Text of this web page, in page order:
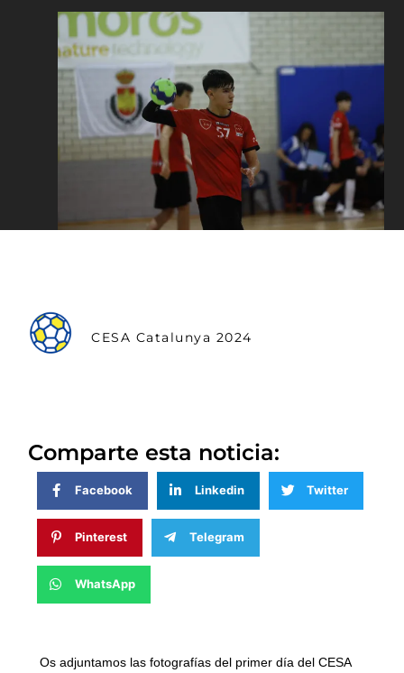
CESA Catalunya 2024
Comparte esta noticia:
Facebook Linkedin Twitter
Pinterest Telegram
WhatsApp
Os adjuntamos las fotografías del primer día del CESA